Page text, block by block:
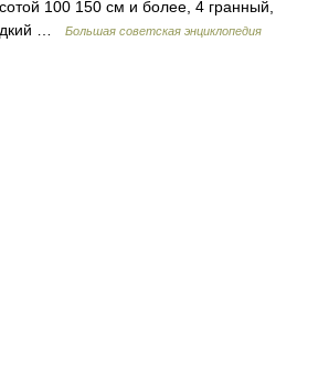
100 150 см и более, 4 гранный,
…
Большая советская энциклопедия